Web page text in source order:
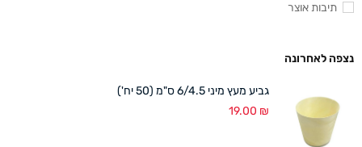
תיבות אוצר
נצפה לאחרונה
גביע מעץ מיני 6/4.5 ס"מ (50 יח')
19.00 ₪